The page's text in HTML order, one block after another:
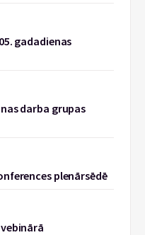
gadadienas
darba grupas
plenārsēdē